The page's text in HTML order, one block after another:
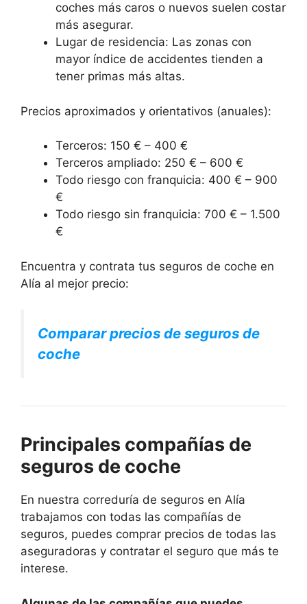
coches más caros o nuevos suelen costar
más asegurar.
Lugar de residencia: Las zonas con
mayor índice de accidentes tienden a
tener primas más altas.
Precios aproximados y orientativos (anuales):
Terceros: 150 € – 400 €
Terceros ampliado: 250 € – 600 €
Todo riesgo con franquicia: 400 € – 900
€
Todo riesgo sin franquicia: 700 € – 1.500
€
Encuentra y contrata tus seguros de coche en
Alía al mejor precio:
Comparar precios de seguros de
coche
Principales compañías de
seguros de coche
En nuestra correduría de seguros en Alía
trabajamos con todas las compañías de
seguros, puedes comprar precios de todas las
aseguradoras y contratar el seguro que más te
interese.